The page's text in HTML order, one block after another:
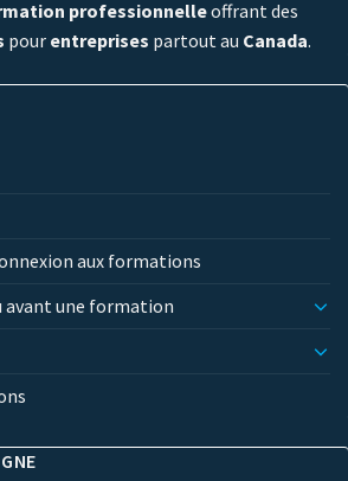
professionnelleoffrant des
pour entreprises partout au Canada.
aux formations
avant une formation